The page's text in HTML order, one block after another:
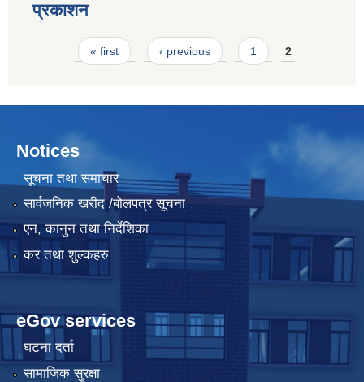
प्रकाशन
Pages« first ‹ previous 1 2
Notices
सूचना तथा समाचार
सार्वजनिक खरीद /बोलपत्र सूचना
एन, कानुन तथा निर्देशिका
कर तथा शुल्कहरु
eGov services
घटना दर्ता
सामाजिक सुरक्षा